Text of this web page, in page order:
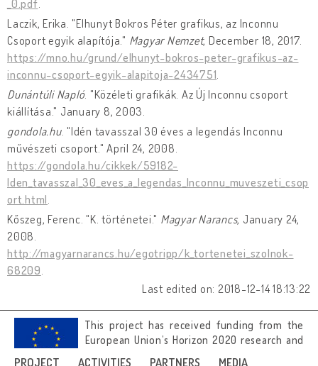
PROJECT ACTIVITIES PARTNERS MEDIA
_0.pdf
Laczik, Erika. "Elhunyt Bokros Péter grafikus, az Inconnu
Csoport egyik alapítója." Magyar Nemzet, December 18, 2017.
https://mno.hu/grund/elhunyt-bokros-peter-grafikus-az-
inconnu-csoport-egyik-alapitoja-2434751
Dunántúli Napló. "Közéleti grafikák. Az Új Inconnu csoport
kiállítása." January 8, 2003.
gondola.hu. "Idén tavasszal 30 éves a legendás Inconnu
művészeti csoport." April 24, 2008.
https://gondola.hu/cikkek/59182-
Iden_tavasszal_30_eves_a_legendas_Inconnu_muveszeti_csop
ort.html
Kőszeg, Ferenc. "K. történetei." Magyar Narancs, January 24,
2008.
http://magyarnarancs.hu/egotripp/k_tortenetei_szolnok-
68209
Last edited on: 2018-12-14 18:13:22
This project has received funding from the
European Union’s Horizon 2020 research and
innovation programme under grant